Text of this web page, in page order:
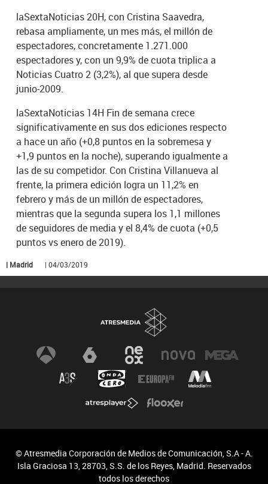
laSextaNoticias 20H, con Cristina Saavedra,
rebasa ampliamente, un mes más, el millón de
espectadores, concretamente 1.271.000
espectadores y, con un 9,9% de cuota triplica a
Noticias Cuatro 2 (3,2%), al que supera desde
junio-2009.
laSextaNoticias 14H Fin de semana crece
significativamente en sus dos ediciones respecto
a hace un año (+0,8 puntos en la sobremesa y
+1,9 puntos en la noche), superando igualmente a
las de su competidor. Con Cristina Villanueva al
frente, la primera edición logra un 11,2% en
febrero y más de un millón de espectadores,
mientras que la segunda supera los 1,1 millones
de seguidores de media y el 8,4% de cuota (+0,5
puntos vs enero de 2019).
| Madrid | 04/03/2019
© Atresmedia Corporación de Medios de Comunicación, S.A - A.
Isla Graciosa 13, 28703, S.S. de los Reyes, Madrid. Reservados
todos los derechos